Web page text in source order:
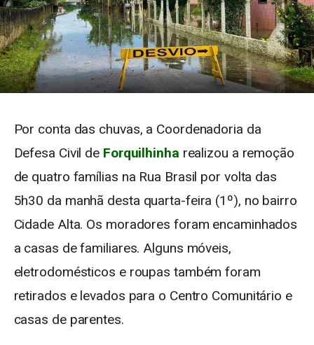
Por conta das chuvas, a Coordenadoria da
Defesa Civil de Forquilhinha realizou a remoção
de quatro famílias na Rua Brasil por volta das
5h30 da manhã desta quarta-feira (1º), no bairro
Cidade Alta. Os moradores foram encaminhados
a casas de familiares. Alguns móveis,
eletrodomésticos e roupas também foram
retirados e levados para o Centro Comunitário e
casas de parentes.